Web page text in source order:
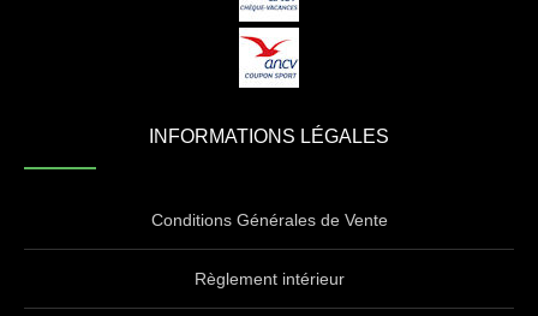
INFORMATIONS LÉGALES
Conditions Générales de Vente
Règlement intérieur